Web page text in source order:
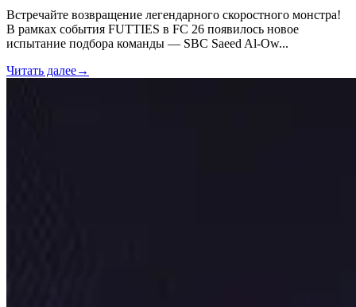
Встречайте возвращение легендарного скоростного монстра!
В рамках события FUTTIES в FC 26 появилось новое
испытание подбора команды — SBC Saeed Al-Ow...
Читать далее→